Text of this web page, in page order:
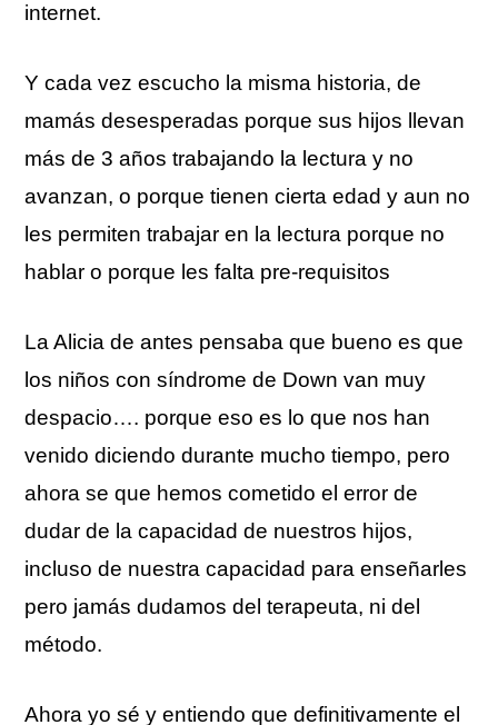
internet.
Y cada vez escucho la misma historia, de
mamás desesperadas porque sus hijos llevan
más de 3 años trabajando la lectura y no
avanzan, o porque tienen cierta edad y aun no
les permiten trabajar en la lectura porque no
hablar o porque les falta pre-requisitos
La Alicia de antes pensaba que bueno es que
los niños con síndrome de Down van muy
despacio…. porque eso es lo que nos han
venido diciendo durante mucho tiempo, pero
ahora se que hemos cometido el error de
dudar de la capacidad de nuestros hijos,
incluso de nuestra capacidad para enseñarles
pero jamás dudamos del terapeuta, ni del
método.
Ahora yo sé y entiendo que definitivamente el